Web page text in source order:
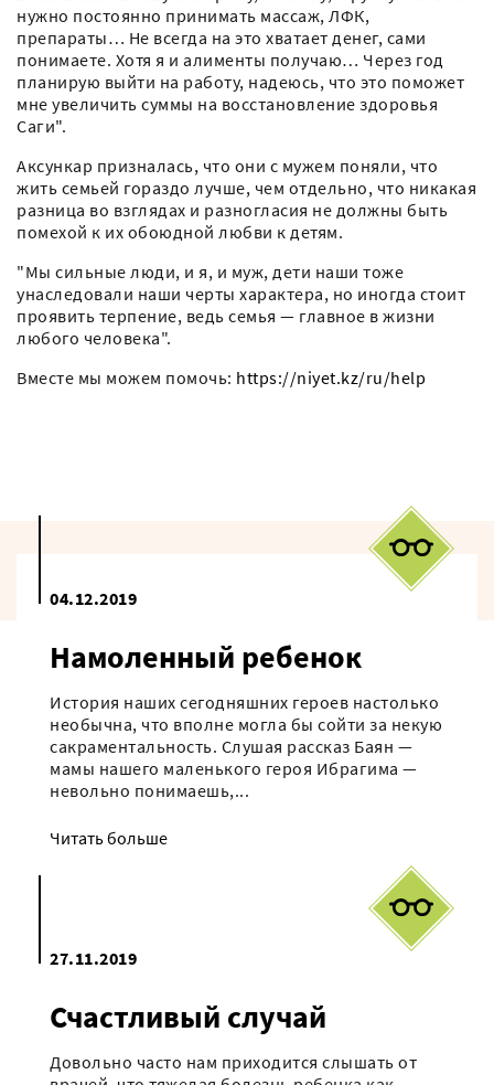
нужно постоянно принимать массаж, ЛФК,
препараты… Не всегда на это хватает денег, сами
понимаете. Хотя я и алименты получаю… Через год
планирую выйти на работу, надеюсь, что это поможет
мне увеличить суммы на восстановление здоровья
Саги".
Аксункар призналась, что они с мужем поняли, что
жить семьей гораздо лучше, чем отдельно, что никакая
разница во взглядах и разногласия не должны быть
помехой к их обоюдной любви к детям.
"Мы сильные люди, и я, и муж, дети наши тоже
унаследовали наши черты характера, но иногда стоит
проявить терпение, ведь семья — главное в жизни
любого человека".
Вместе мы можем помочь: https://niyet.kz/ru/help
04.12.2019
Намоленный ребенок
История наших сегодняшних героев настолько
необычна, что вполне могла бы сойти за некую
сакраментальность. Слушая рассказ Баян —
мамы нашего маленького героя Ибрагима —
невольно понимаешь,...
Читать больше
27.11.2019
Счастливый случай
Довольно часто нам приходится слышать от